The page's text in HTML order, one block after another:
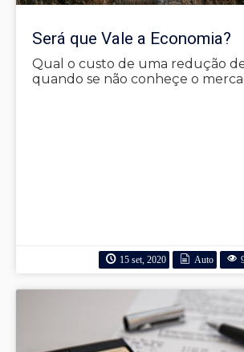
Será que Vale a Economia?
Qual o custo de uma redução
quando se não conheçe o
15 set, 2020 Auto